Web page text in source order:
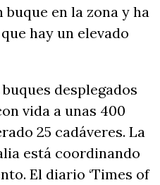
en la zona y ha
hay un elevado
desplegados
vida a unas 400
25 cadáveres. La
está coordinando
El diario ‘Times of